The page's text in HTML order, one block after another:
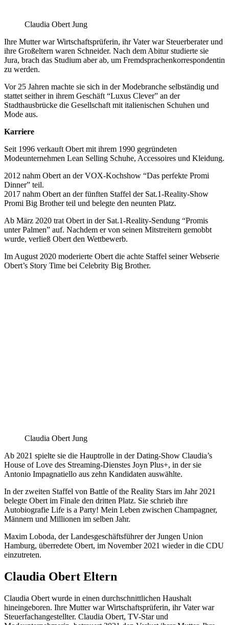
Claudia Obert Jung
Ihre Mutter war Wirtschaftsprüferin, ihr Vater war Steuerberater und
ihre Großeltern waren Schneider. Nach dem Abitur studierte sie
Jura, brach das Studium aber ab, um Fremdsprachenkorrespondentin
zu werden.
Vor 25 Jahren machte sie sich in der Modebranche selbständig und
stattet seither in ihrem Geschäft “Luxus Clever” an der
Stadthausbrücke die Gesellschaft mit italienischen Schuhen und
Mode aus.
Karriere
Seit 1996 verkauft Obert mit ihrem 1990 gegründeten
Modeunternehmen Lean Selling Schuhe, Accessoires und Kleidung.
2012 nahm Obert an der VOX-Kochshow “Das perfekte Promi
Dinner” teil.
2017 nahm Obert an der fünften Staffel der Sat.1-Reality-Show
Promi Big Brother teil und belegte den neunten Platz.
Ab März 2020 trat Obert in der Sat.1-Reality-Sendung “Promis
unter Palmen” auf. Nachdem er von seinen Mitstreitern gemobbt
wurde, verließ Obert den Wettbewerb.
Im August 2020 moderierte Obert die achte Staffel seiner Webserie
Obert’s Story Time bei Celebrity Big Brother.
Claudia Obert Jung
Ab 2021 spielte sie die Hauptrolle in der Dating-Show Claudia’s
House of Love des Streaming-Dienstes Joyn Plus+, in der sie
Antonio Impagnatiello aus zehn Kandidaten auswählte.
In der zweiten Staffel von Battle of the Reality Stars im Jahr 2021
belegte Obert im Finale den dritten Platz. Sie schrieb ihre
Autobiografie Life is a Party! Mein Leben zwischen Champagner,
Männern und Millionen im selben Jahr.
Maxim Loboda, der Landesgeschäftsführer der Jungen Union
Hamburg, überredete Obert, im November 2021 wieder in die CDU
einzutreten.
Claudia Obert Eltern
Claudia Obert wurde in einen durchschnittlichen Haushalt
hineingeboren. Ihre Mutter war Wirtschaftsprüferin, ihr Vater war
Steuerfachangestellter. Claudia Obert, TV-Star und